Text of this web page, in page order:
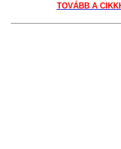
TOVÁBB A